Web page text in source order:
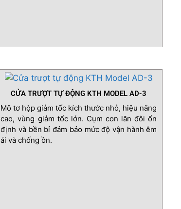
CỬA TRƯỢT TỰ ĐỘNG KTH MODEL AD-3
Mô tơ hộp giảm tốc kích thước nhỏ, hiệu năng
cao, vùng giảm tốc lớn. Cụm con lăn đôi ổn
định và bền bỉ đảm bảo mức độ vận hành êm
ái và chống ồn.